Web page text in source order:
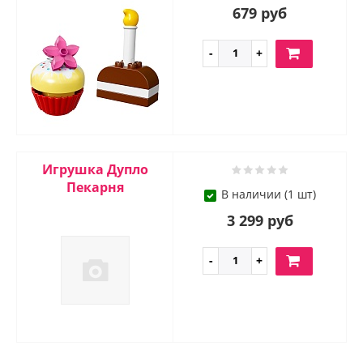
679 руб
Игрушка Дупло
Пекарня
В наличии (1 шт)
3 299 руб